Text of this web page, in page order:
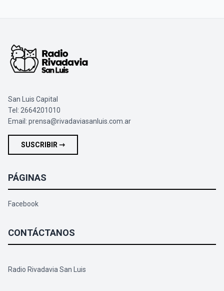
San Luis Capital
Tel: 2664201010
Email: prensa@rivadaviasanluis.com.ar
SUSCRIBIR ⇾
PÁGINAS
Facebook
CONTÁCTANOS
Radio Rivadavia San Luis